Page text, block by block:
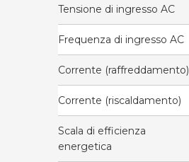
Tensione di ingresso AC
Frequenza di ingresso AC
Corrente (raffreddamento)
Corrente (riscaldamento)
Scala di efficienza
energetica